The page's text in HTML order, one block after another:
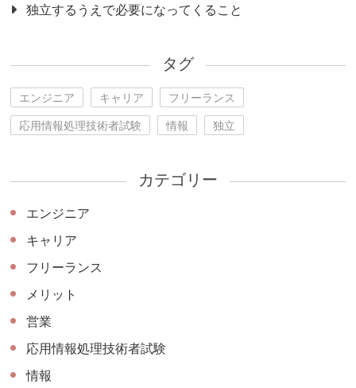
独立するうえで必要になってくること
タグ
エンジニア キャリア
フリーランス
応用情報処理技術者試験
情報 独立
カテゴリー
エンジニア
キャリア
フリーランス
メリット
営業
応用情報処理技術者試験
情報